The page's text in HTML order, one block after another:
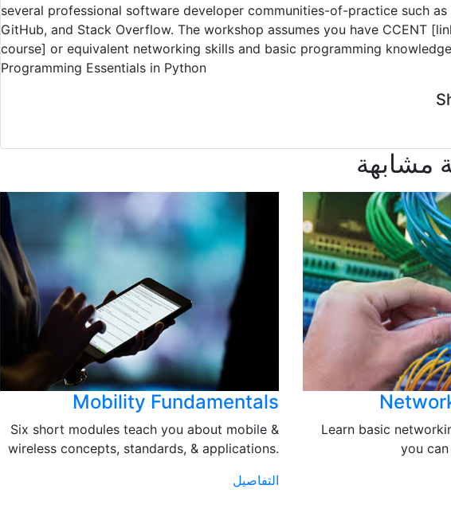
several professional software developer communities-of-practice such as
GitHub, and Stack Overflow. The workshop assumes you have CCENT
course] or equivalent networking skills and basic programming
Programming Essentials in Python
مشابهة
Mobility Fundamentals
Six short modules teach you about mobile &
wireless concepts, standards, & applications.
التفاصيل
Learn basic
you